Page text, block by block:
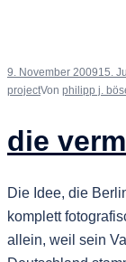
9. November 200915.
projectVon philipp j.
die
Die Idee, die
komplett
allein, weil sein